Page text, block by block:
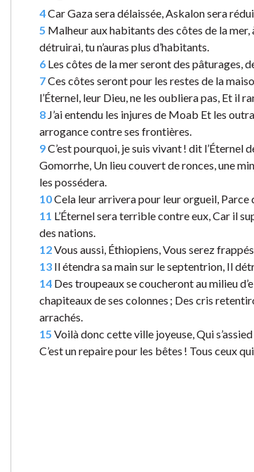
4Car Gaza sera délaissée, Askalon sera
5 Malheur aux habitants des côtes de la mer,
détruirai, tu n’auras plus d’habitants.
6 Les côtes de la mer seront des pâturages,
7Ces côtes seront pour les restes de la
l’Éternel, leur Dieu, ne les oubliera pas, Et il
8 J’ai entendu les injures de Moab Et les
arrogance contre ses frontières.
9C’est pourquoi, je suis vivant ! dit l’Éternel
Gomorrhe, Un lieu couvert de ronces, une
les possédera.
10Cela leur arrivera pour leur orgueil, Parce
11 L’Éternel sera terrible contre eux, Car il
des nations.
12Vous aussi, Éthiopiens, Vous serez
13 Il étendra sa main sur le septentrion, Il
14 Des troupeaux se coucheront au milieu
chapiteaux de ses colonnes ; Des cris
arrachés.
15 Voilà donc cette ville joyeuse, Qui
C’est un repaire pour les bêtes ! Tous ceux